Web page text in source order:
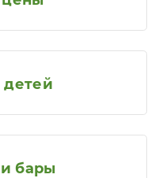
детей
бары